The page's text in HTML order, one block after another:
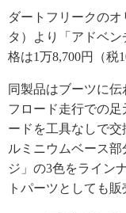
ダートフリークの
タ）より「アドベ
格は1万8,700円（税
同製品はブーツに
フロード走行での
ードを工具なしで
ルミニウムベース
ジ」の3色をライン
トパーツとしても販